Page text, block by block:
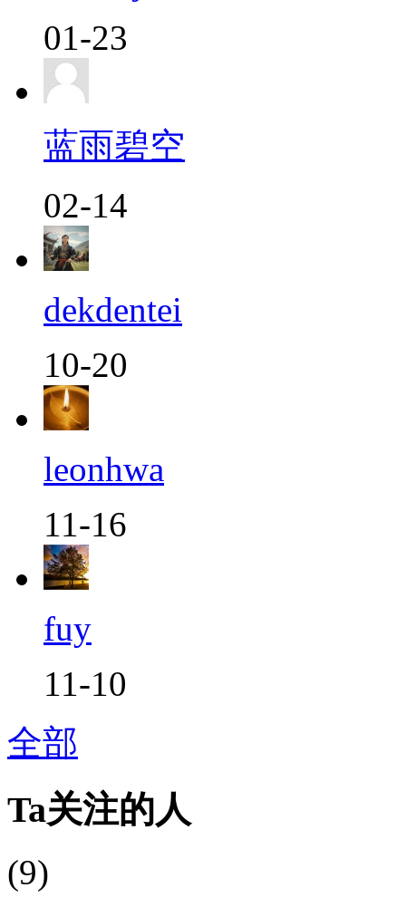
01-23
蓝雨碧空
02-14
dekdentei
10-20
leonhwa
11-16
fuy
11-10
全部
Ta关注的人
(9)